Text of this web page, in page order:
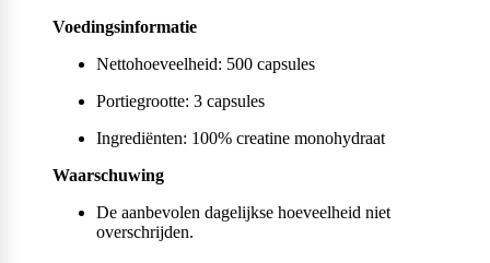
Voedingsinformatie
Nettohoeveelheid: 500 capsules
Portiegrootte: 3 capsules
Ingrediënten: 100% creatine monohydraat
Waarschuwing
De aanbevolen dagelijkse hoeveelheid niet
overschrijden.